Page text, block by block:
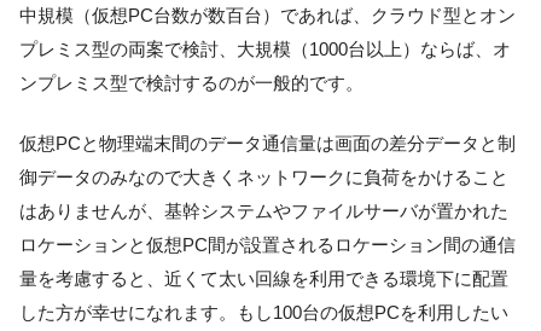
中規模（仮想PC台数が数百台）であれば、クラウド型とオン
プレミス型の両案で検討、大規模（1000台以上）ならば、オ
ンプレミス型で検討するのが一般的です。
仮想PCと物理端末間のデータ通信量は画面の差分データと制
御データのみなので大きくネットワークに負荷をかけること
はありませんが、基幹システムやファイルサーバが置かれた
ロケーションと仮想PC間が設置されるロケーション間の通信
量を考慮すると、近くて太い回線を利用できる環境下に配置
した方が幸せになれます。もし100台の仮想PCを利用したい